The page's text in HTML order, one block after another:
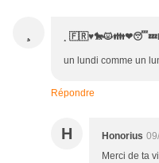
¸
un lundi comme un
Répondre
H Honorius
Merci de ta